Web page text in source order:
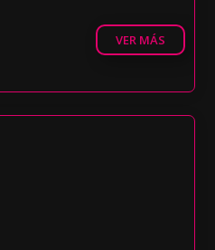
VER MÁS